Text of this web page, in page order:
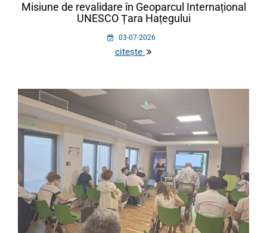
Misiune de revalidare în Geoparcul Internațional
UNESCO Țara Hațegului
03-07-2026
citește